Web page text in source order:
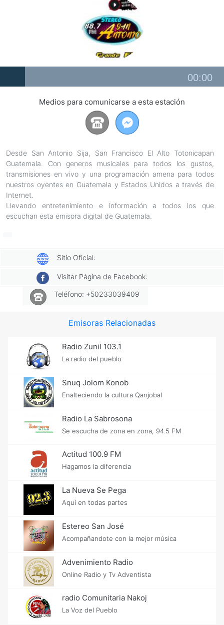
Player
00:00
Medios para comunicarse a esta estación
Desde San Antonio Sija, San Francisco El Alto Totonicapan
Guatemala. Con generos musicales para todos los gustos,
transmisiones en vivo y una programación amena para todos
nuestros oyentes en Guatemala y Estados Unidos a través de
Internet.
Llevando entretenimiento e información a todos los que
escuchan esta emisora digital de Guatemala.
Sitio Oficial:
Visitar Página de Facebook:
Teléfono: +50233039409
Emisoras Relacionadas
Radio Zunil 103.1
La radio del pueblo
Snuq Jolom Konob
Enalteciendo la cultura Qanjobal
Radio La Sabrosona
Se escucha de zona en zona, 94.5 FM
Actitud 100.9 FM
Hagamos la diferencia
La Nueva Se Pega
Aquí en todas partes
Estereo San José
Acompañandote con la mejor música
Advenimiento Radio
Online Radio y Tv Adventista
radio Comunitaria Nakoj
La Voz del Pueblo